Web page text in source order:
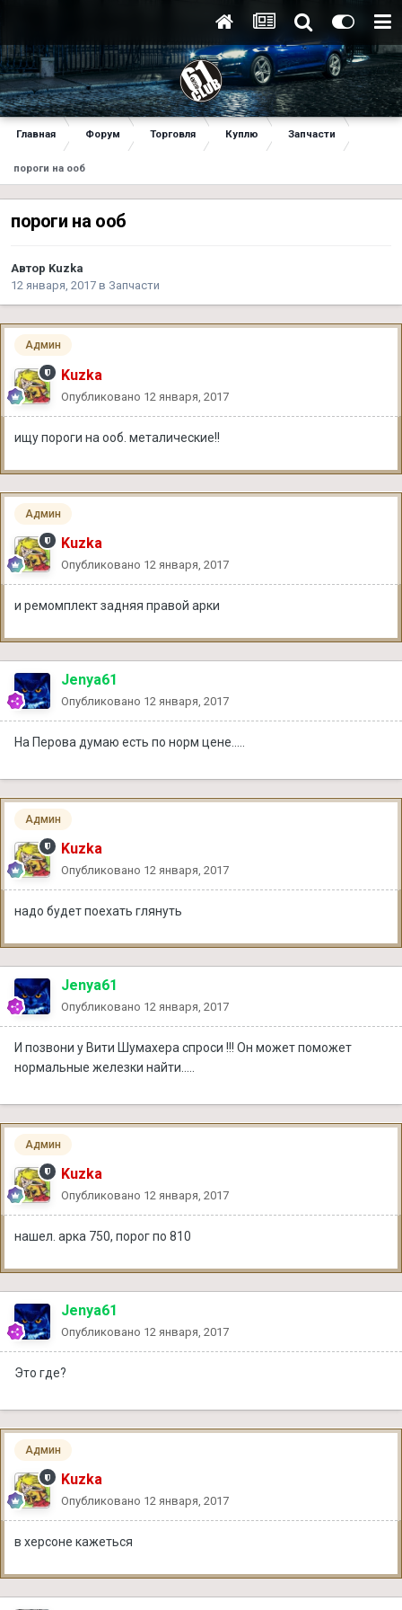
Главная Форум Торговля Куплю Запчасти
пороги на ооб
пороги на ооб
Автор Kuzka
12 января, 2017 в Запчасти
Админ
Kuzka
Опубликовано 12 января, 2017
ищу пороги на ооб. металические!!
Админ
Kuzka
Опубликовано 12 января, 2017
и ремомплект задняя правой арки
Jenya61
Опубликовано 12 января, 2017
На Перова думаю есть по норм цене.....
Админ
Kuzka
Опубликовано 12 января, 2017
надо будет поехать глянуть
Jenya61
Опубликовано 12 января, 2017
И позвони у Вити Шумахера спроси !!! Он может поможет
нормальные железки найти.....
Админ
Kuzka
Опубликовано 12 января, 2017
нашел. арка 750, порог по 810
Jenya61
Опубликовано 12 января, 2017
Это где?
Админ
Kuzka
Опубликовано 12 января, 2017
в херсоне кажеться